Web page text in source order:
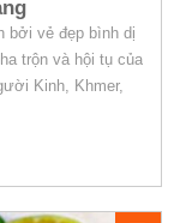
bởi vẻ đẹp bình dị
trộn và hội tụ của
Kinh, Khmer,